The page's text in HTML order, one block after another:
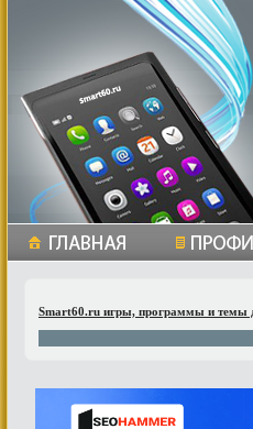
Smart60.ru игры, программы и темы